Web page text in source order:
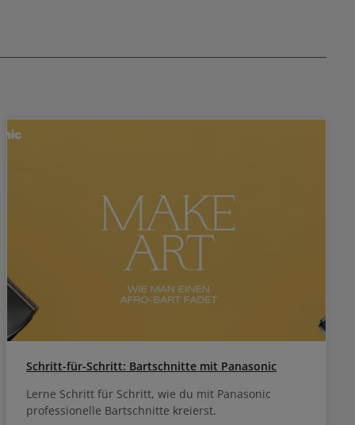
Schritt-für-Schritt: Bartschnitte mit Panasonic
Lerne Schritt für Schritt, wie du mit Panasonic
professionelle Bartschnitte kreierst.